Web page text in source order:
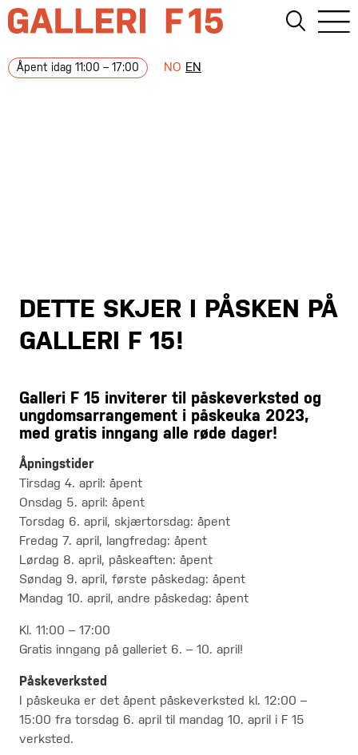
Åpent idag 11:00 – 17:00 NO EN
DETTE SKJER I PÅSKEN PÅ
GALLERI F 15!
Galleri F 15 inviterer til påskeverksted og
ungdomsarrangement i påskeuka 2023,
med gratis inngang alle røde dager!
Åpningstider
Tirsdag 4. april: åpent
Onsdag 5. april: åpent
Torsdag 6. april, skjærtorsdag: åpent
Fredag 7. april, langfredag: åpent
Lørdag 8. april, påskeaften: åpent
Søndag 9. april, første påskedag: åpent
Mandag 10. april, andre påskedag: åpent
Kl. 11:00 – 17:00
Gratis inngang på galleriet 6. – 10. april!
Påskeverksted
I påskeuka er det åpent påskeverksted kl. 12:00 –
15:00 fra torsdag 6. april til mandag 10. april i F 15
verksted.